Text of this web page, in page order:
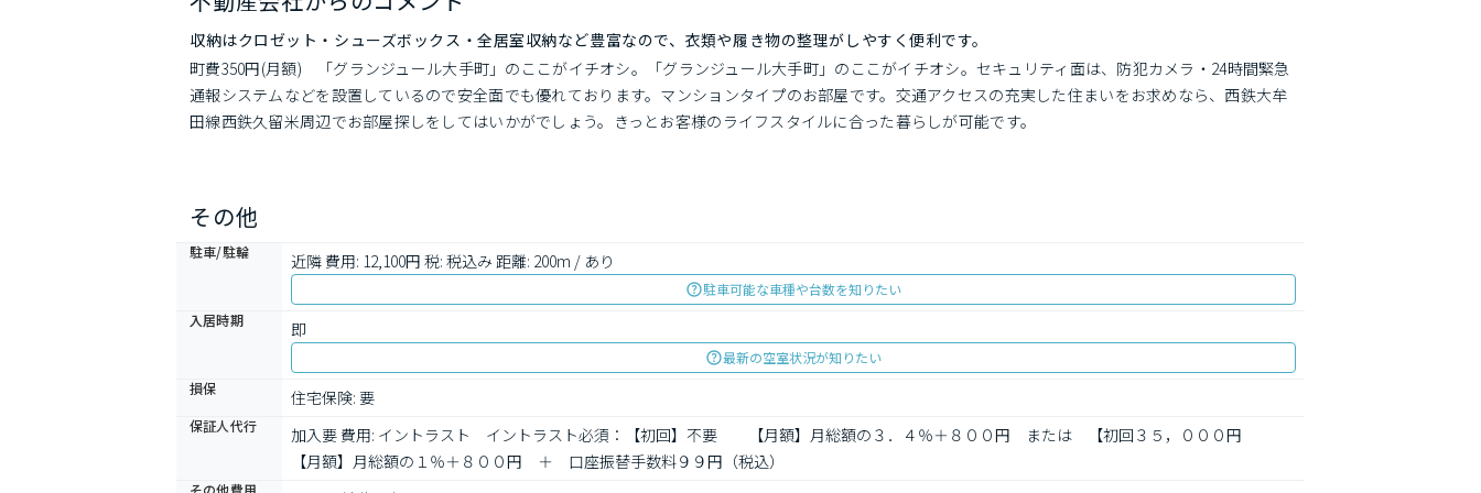
収納はクロゼット・シューズボックス・全居室収納など豊富なので、衣類や履き物の整理がしやすく便利です。
町費350円(月額)　「グランジュール大手町」のここがイチオシ。「グランジュール大手町」のここがイチオシ。セキュリティ面は、防犯カメラ・24時間緊急
通報システムなどを設置しているので安全面でも優れております。マンションタイプのお部屋です。交通アクセスの充実した住まいをお求めなら、西鉄大牟
田線西鉄久留米周辺でお部屋探しをしてはいかがでしょう。きっとお客様のライフスタイルに合った暮らしが可能です。
その他
駐車/駐輪 近隣 費用: 12,100円 税: 税込み 距離: 200m / あり
駐車可能な車種や台数を知りたい
入居時期
即
最新の空室状況が知りたい
損保
住宅保険: 要
保証人代行
加入要 費用: イントラスト　イントラスト必須：【初回】不要　　【月額】月総額の３．４％＋８００円　または　【初回３５，０００円
【月額】月総額の１％＋８００円　＋　口座振替手数料９９円（税込）
その他費用